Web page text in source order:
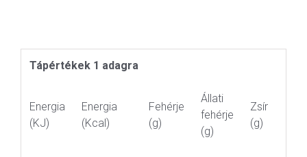
Tápértékek 1 adagra
Energia
(KJ)
Energia
(Kcal)
Fehérje
(g)
Állati
fehérje
(g)
Zsír
(g)